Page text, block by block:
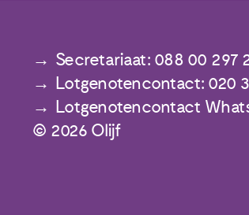
Secretariaat: 088 00 297
Lotgenotencontact: 020
Lotgenotencontact
© 2026 Olijf